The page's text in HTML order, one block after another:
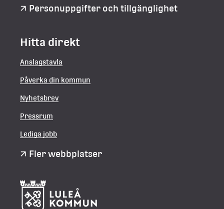
Personuppgifter och tillgänglighet
Hitta direkt
Anslagstavla
Påverka din kommun
Nyhetsbrev
Pressrum
Lediga jobb
Fler webbplatser